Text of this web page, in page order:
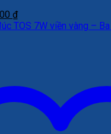
₫Giá
hiện